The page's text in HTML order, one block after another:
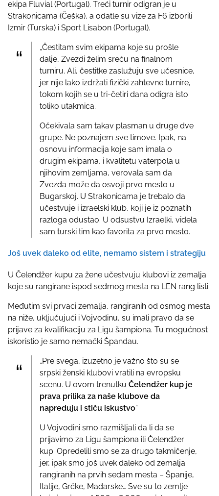
ekipa Fluvial (Portugal). Treći turnir odigran je u
Strakonicama (Češka), a odatle su vize za F6 izborili
Izmir (Turska) i Sport Lisabon (Portugal).
„Čestitam svim ekipama koje su prošle
dalje, Zvezdi želim sreću na finalnom
turniru. Ali, čestitke zaslužuju sve učesnice,
jer nije lako izdržati fizički zahtevne turnire,
tokom kojih se u tri-četiri dana odigra isto
toliko utakmica.
Očekivala sam takav plasman u druge dve
grupe. Ne poznajem sve timove. Ipak, na
osnovu informacija koje sam imala o
drugim ekipama, i kvalitetu vaterpola u
njihovim zemljama, verovala sam da
Zvezda može da osvoji prvo mesto u
Bugarskoj. U Strakonicama je trebalo da
učestvuje i izraelski klub, koji je iz poznatih
razloga odustao. U odsustvu Izraelki, videla
sam turski tim kao favorita za prvo mesto.
Još uvek daleko od elite, nemamo sistem i strategiju
U Čelendžer kupu za žene učestvuju klubovi iz zemalja
koje su rangirane ispod sedmog mesta na LEN rang listi.
Međutim svi prvaci zemalja, rangiranih od osmog mesta
na niže, uključujući i Vojvodinu, su imali pravo da se
prijave za kvalifikaciju za Ligu šampiona. Tu mogućnost
iskoristio je samo nemački Špandau.
„Pre svega, izuzetno je važno što su se
srpski ženski klubovi vratili na evropsku
scenu. U ovom trenutku Čelendžer kup je
prava prilika za naše klubove da
napreduju i stiču iskustvo“
U Vojvodini smo razmišljali da li da se
prijavimo za Ligu šampiona ili Čelendžer
kup. Opredelili smo se za drugo takmičenje,
jer, ipak smo još uvek daleko od zemalja
rangiranih na prvih sedam mesta – Španije,
Italije, Grčke, Mađarske… Sve su to zemlje